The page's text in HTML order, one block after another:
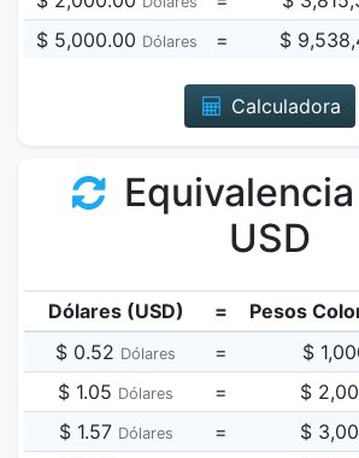
$ 5,000.00 Dólares = $
Calculadora
USD
Dólares (USD) =
Pesos
$ 0.52 Dólares = $
$ 1.05 Dólares = $
$ 1.57 Dólares = $